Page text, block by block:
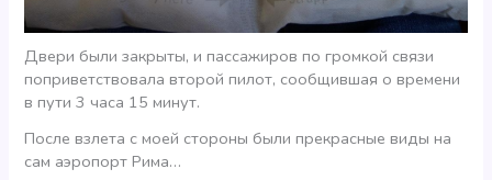
Двери были закрыты, и пассажиров по громкой связи
поприветствовала второй пилот, сообщившая о времени
в пути 3 часа 15 минут.
После взлета с моей стороны были прекрасные виды на
сам аэропорт Рима…